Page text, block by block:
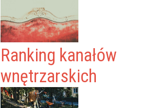
Ranking kanałów
wnętrzarskich